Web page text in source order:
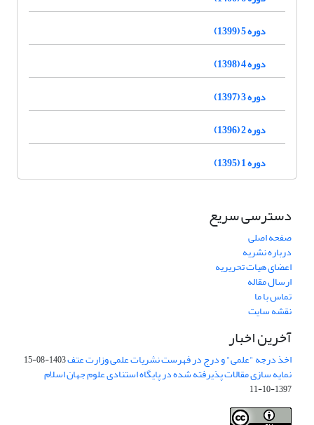
دوره 5 (1399)
دوره 4 (1398)
دوره 3 (1397)
دوره 2 (1396)
دوره 1 (1395)
دسترسی سریع
صفحه اصلی
درباره نشریه
اعضای هیات تحریریه
ارسال مقاله
تماس با ما
نقشه سایت
آخرین اخبار
اخذ درجه "علمی" و درج در فهرست نشریات علمی وزارت عتف1403-08-15
نمایه سازی مقالات پذیرفته شده در پایگاه استنادی علوم جهان اسلام
1397-10-11